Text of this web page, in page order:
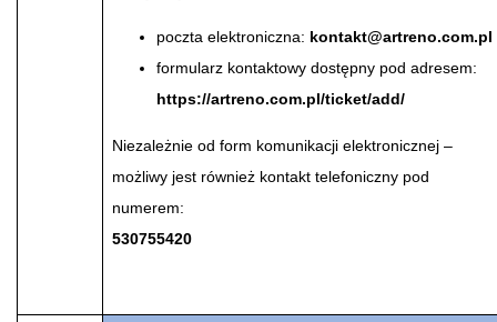
poczta elektroniczna: kontakt@artreno.com.pl
formularz kontaktowy dostępny pod adresem:
https://artreno.com.pl/ticket/add/
Niezależnie od form komunikacji elektronicznej –
możliwy jest również kontakt telefoniczny pod
numerem:
530755420